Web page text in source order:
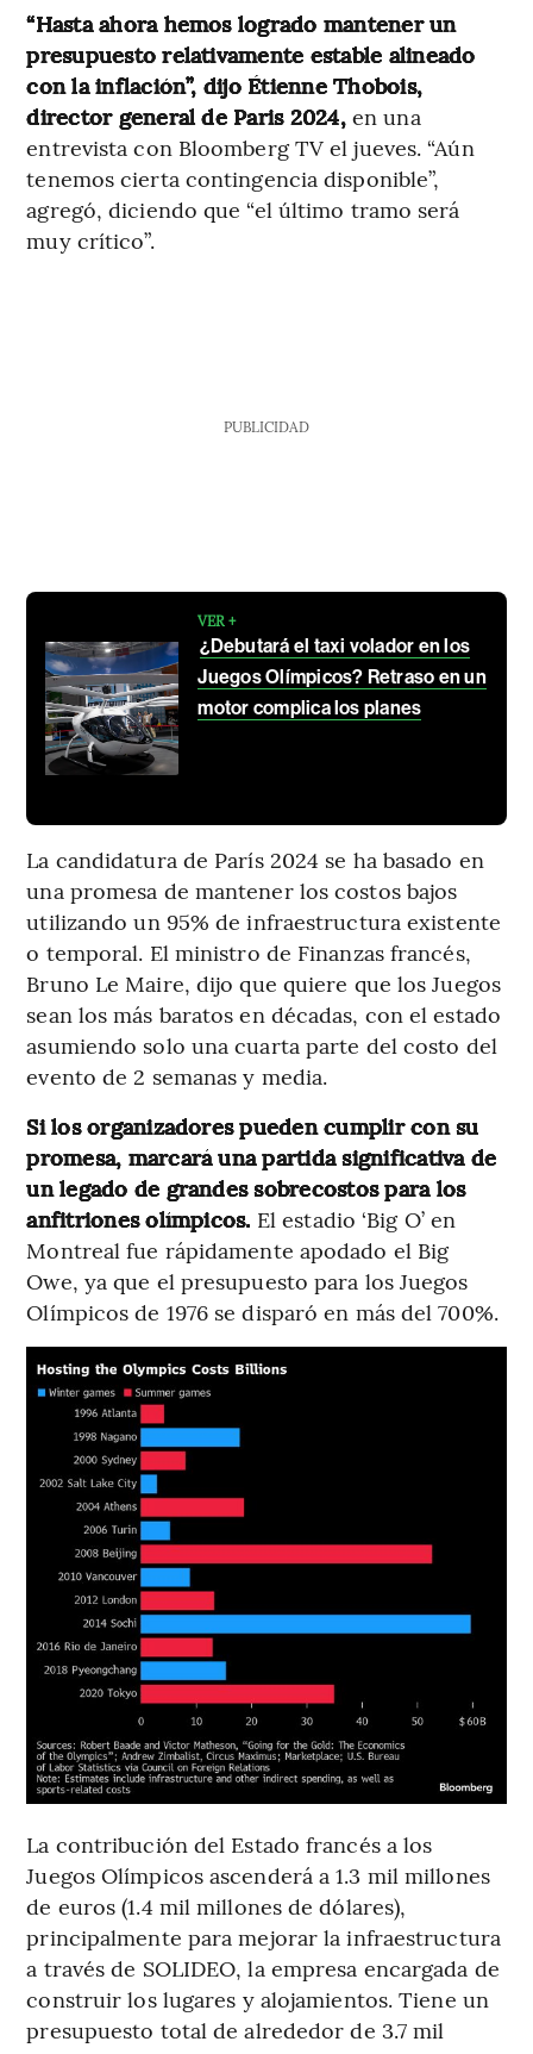
“Hasta ahora hemos logrado mantener un
presupuesto relativamente estable alineado
con la inflación”, dijo Étienne Thobois,
director general de Paris 2024,en una
entrevista con Bloomberg TV el jueves. “Aún
tenemos cierta contingencia disponible”,
agregó, diciendo que “el último tramo será
muy crítico”.
PUBLICIDAD
VER +
¿Debutará el taxi volador en los
Juegos Olímpicos? Retraso en un
motor complica los planes
La candidatura de París 2024 se ha basado en
una promesa de mantener los costos bajos
utilizando un 95% de infraestructura existente
o temporal. El ministro de Finanzas francés,
Bruno Le Maire, dijo que quiere que los Juegos
sean los más baratos en décadas, con el estado
asumiendo solo una cuarta parte del costo del
evento de 2 semanas y media.
Si los organizadores pueden cumplir con su
promesa, marcará una partida significativa de
un legado de grandes sobrecostos para los
anfitriones olímpicos. El estadio ‘Big O’ en
Montreal fue rápidamente apodado el Big
Owe, ya que el presupuesto para los Juegos
Olímpicos de 1976 se disparó en más del 700%.
La contribución del Estado francés a los
Juegos Olímpicos ascenderá a 1.3 mil millones
de euros (1.4 mil millones de dólares),
principalmente para mejorar la infraestructura
a través de SOLIDEO, la empresa encargada de
construir los lugares y alojamientos. Tiene un
presupuesto total de alrededor de 3.7 mil